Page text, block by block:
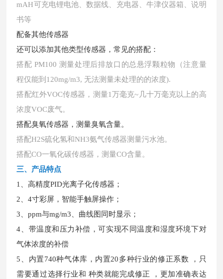
mAH可充电锂电池、数据线、充电器、牛津仪器箱、说明
书等
配备其他传感器
还可以添加其他类型传感器，常见的搭配：
搭配 PM100 测量处理后排放口的总悬浮颗粒物（注意量
程仅能到120mg/m3, 无法测量未处理的的浓度).
搭配红外VOC传感器，测量1万毫克~几十万毫克以上的高
浓度VOC废气。
搭配臭氧传感器，测量臭氧含量。
搭配H2S硫化氢和NH3氨气传感器测量污水池。
搭配CO一氧化碳传感器，测量CO含量。
三、产品特点
1、高精度PID光离子化传感器；
2、4寸彩屏，智能手触屏操作；
3、ppm与mg/m3、曲线图同时显示；
4、带温度和压力补偿，可实现不同温度和湿度环境下对
气体浓度的补偿
5、内置740种气体库，内置20多种行业的修正系数 ，只
需要通过选择行业和 种类就能完成修正 ，更加准确表达